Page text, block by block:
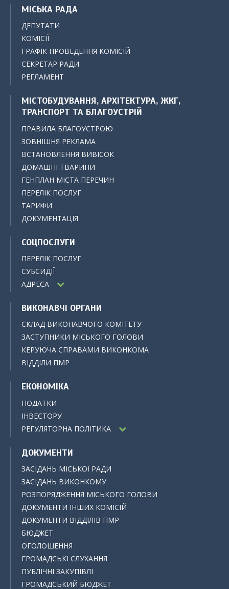
МІСЬКА РАДА
ДЕПУТАТИ
КОМІСІЇ
ГРАФІК ПРОВЕДЕННЯ КОМІСІЙ
СЕКРЕТАР РАДИ
РЕГЛАМЕНТ
МІСТОБУДУВАННЯ, АРХІТЕКТУРА, ЖКГ,
ТРАНСПОРТ ТА БЛАГОУСТРІЙ
ПРАВИЛА БЛАГОУСТРОЮ
ЗОВНІШНЯ РЕКЛАМА
ВСТАНОВЛЕННЯ ВИВІСОК
ДОМАШНІ ТВАРИНИ
ГЕНПЛАН МІСТА ПЕРЕЧИН
ПЕРЕЛІК ПОСЛУГ
ТАРИФИ
ДОКУМЕНТАЦІЯ
СОЦПОСЛУГИ
ПЕРЕЛІК ПОСЛУГ
СУБСИДІЇ
АДРЕСА
ВИКОНАВЧІ ОРГАНИ
СКЛАД ВИКОНАВЧОГО КОМІТЕТУ
ЗАСТУПНИКИ МІСЬКОГО ГОЛОВИ
КЕРУЮЧА СПРАВАМИ ВИКОНКОМА
ВІДДІЛИ ПМР
ЕКОНОМІКА
ПОДАТКИ
ІНВЕСТОРУ
РЕГУЛЯТОРНА ПОЛІТИКА
ДОКУМЕНТИ
ЗАСІДАНЬ МІСЬКОЇ РАДИ
ЗАСІДАНЬ ВИКОНКОМУ
РОЗПОРЯДЖЕННЯ МІСЬКОГО ГОЛОВИ
ДОКУМЕНТИ ІНШИХ КОМІСІЙ
ДОКУМЕНТИ ВІДДІЛІВ ПМР
БЮДЖЕТ
ОГОЛОШЕННЯ
ГРОМАДСЬКІ СЛУХАННЯ
ПУБЛІЧНІ ЗАКУПІВЛІ
ГРОМАДСЬКИЙ БЮДЖЕТ